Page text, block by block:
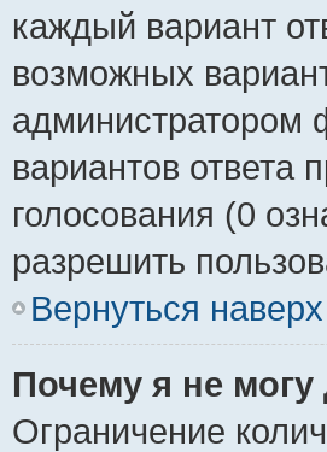
каждый вариант
возможных
администратором
вариантов ответа
голосования (0
разрешить
Вернуться наверх
Почему я не
Ограничение